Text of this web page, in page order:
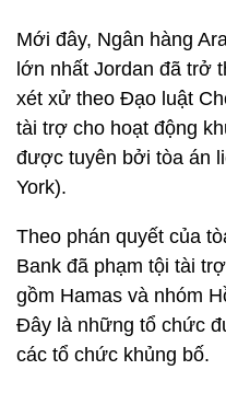
Mới đây, Ngân hàng
lớn nhất Jordan đã trở
xét xử theo Đạo luật
tài trợ cho hoạt động
được tuyên bởi tòa án
York).
Theo phán quyết của
Bank đã phạm tội tài
gồm Hamas và nhóm
Đây là những tổ chức
các tổ chức khủng bố.